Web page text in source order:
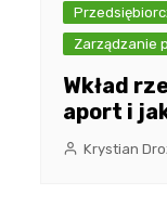
Zarządzanie
Wkład
aport i
Krystian